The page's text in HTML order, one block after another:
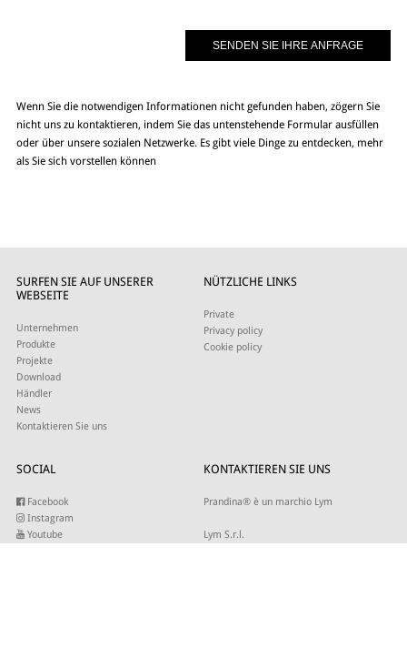
Wenn Sie die notwendigen Informationen nicht gefunden haben, zögern Sie
nicht uns zu kontaktieren, indem Sie das untenstehende Formular ausfüllen
oder über unsere sozialen Netzwerke. Es gibt viele Dinge zu entdecken, mehr
als Sie sich vorstellen können
SURFEN SIE AUF UNSERER
WEBSEITE
Unternehmen
Produkte
Projekte
Download
Händler
News
Kontaktieren Sie uns
NÜTZLICHE LINKS
Private
Privacy policy
Cookie policy
SOCIAL
Facebook
Instagram
Youtube
KONTAKTIEREN SIE UNS
Prandina® è un marchio Lym
Lym S.r.l.